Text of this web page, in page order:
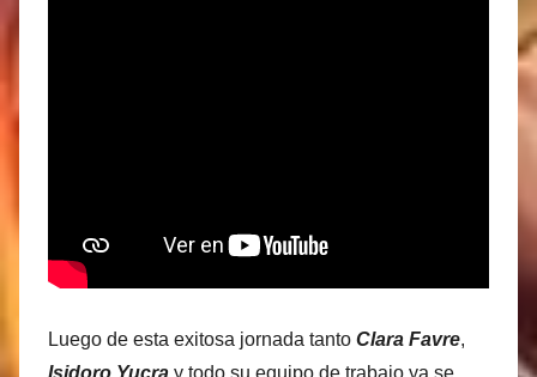
Luego de esta exitosa jornada tanto Clara Favre,
Isidoro Yucra y todo su equipo de trabajo ya se